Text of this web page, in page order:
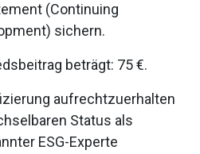
(Continuing
sichern.
beträgt: 75 €.
aufrechtzuerhalten
Status als
ESG-Experte